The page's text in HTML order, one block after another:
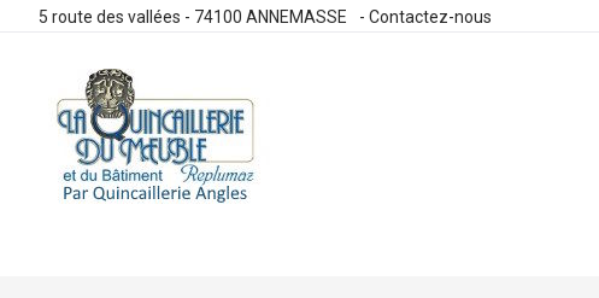
5 route des vallées - 74100 ANNEMASSE - Contactez-nous